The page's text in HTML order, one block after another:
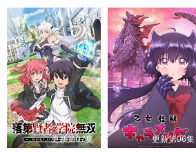
更新第07集 更新第06集